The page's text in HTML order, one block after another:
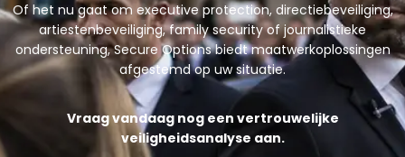
Of het nu gaat om executive protection, directiebeveiliging,
artiestenbeveiliging, family security of journalistieke
ondersteuning, Secure Options biedt maatwerkoplossingen
afgestemd op uw situatie.
Vraag vandaag nog een vertrouwelijke
veiligheidsanalyse aan.